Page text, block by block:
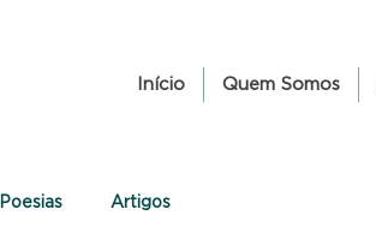
Início Quem Somos
Poesias Artigos